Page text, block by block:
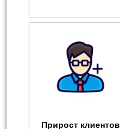
Прирост клиентов